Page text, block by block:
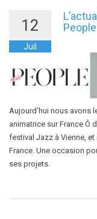
12
Juil
Aujourd’hui nous avons
animatrice sur France Ô
festival Jazz à Vienne,
France. Une occasion
ses projets.